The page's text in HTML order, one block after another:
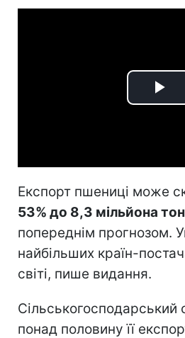
Експорт пшениці може
53% до 8,3 мільйона
попереднім прогнозом.
найбільших країн-
світі, пише видання.
Сільськогосподарський
понад половину її